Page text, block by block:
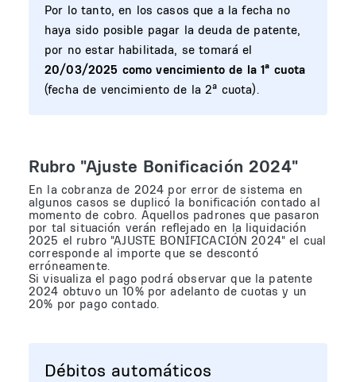
Por lo tanto, en los casos que a la fecha no
haya sido posible pagar la deuda de patente,
por no estar habilitada, se tomará el
20/03/2025 como vencimiento de la 1ª cuota
(fecha de vencimiento de la 2ª cuota).
Rubro "Ajuste Bonificación 2024"
En la cobranza de 2024 por error de sistema en
algunos casos se duplicó la bonificación contado al
momento de cobro. Aquellos padrones que pasaron
por tal situación verán reflejado en la liquidación
2025 el rubro "AJUSTE BONIFICACIÓN 2024" el cual
corresponde al importe que se descontó
erróneamente.
Si visualiza el pago podrá observar que la patente
2024 obtuvo un 10% por adelanto de cuotas y un
20% por pago contado.
Débitos automáticos